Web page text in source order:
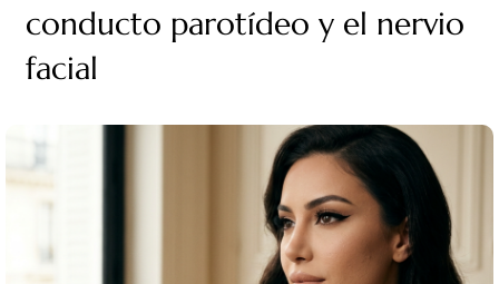
conducto parotídeo y el nervio
facial